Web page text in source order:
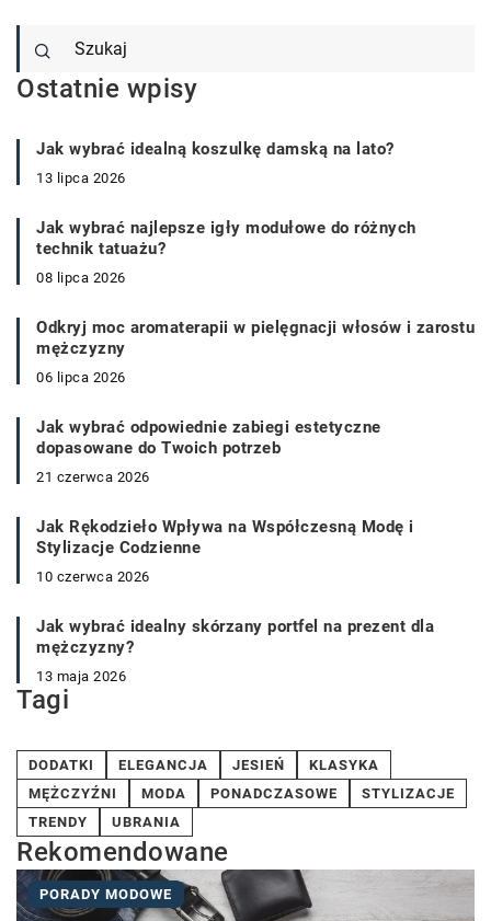
Ostatnie wpisy
Jak wybrać idealną koszulkę damską na lato?
13 lipca 2026
Jak wybrać najlepsze igły modułowe do różnych
technik tatuażu?
08 lipca 2026
Odkryj moc aromaterapii w pielęgnacji włosów i zarostu
mężczyzny
06 lipca 2026
Jak wybrać odpowiednie zabiegi estetyczne
dopasowane do Twoich potrzeb
21 czerwca 2026
Jak Rękodzieło Wpływa na Współczesną Modę i
Stylizacje Codzienne
10 czerwca 2026
Jak wybrać idealny skórzany portfel na prezent dla
mężczyzny?
13 maja 2026
Tagi
DODATKI ELEGANCJA JESIEŃ
KLASYKA
MĘŻCZYŹNI
MODA PONADCZASOWE
STYLIZACJE
TRENDY
UBRANIA
Rekomendowane
PORADY MODOWE